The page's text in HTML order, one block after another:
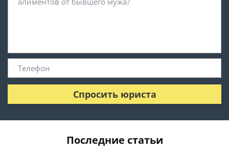
Спросить юриста
Последние статьи